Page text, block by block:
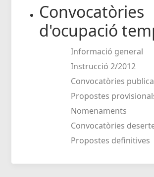
Convocatòries
d'ocupació
Informació general
Instrucció 2/2012
Convocatòries
Propostes
Nomenaments
Convocatòries
Propostes definitives